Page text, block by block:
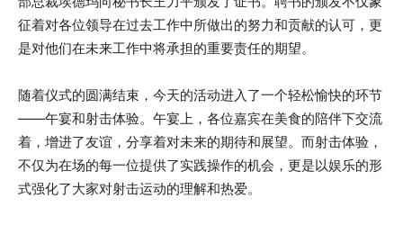
征着对各位领导在过去工作中所做出的努力和贡献的认可，更
是对他们在未来工作中将承担的重要责任的期望。
随着仪式的圆满结束，今天的活动进入了一个轻松愉快的环节
——午宴和射击体验。午宴上，各位嘉宾在美食的陪伴下交流
着，增进了友谊，分享着对未来的期待和展望。而射击体验，
不仅为在场的每一位提供了实践操作的机会，更是以娱乐的形
式强化了大家对射击运动的理解和热爱。